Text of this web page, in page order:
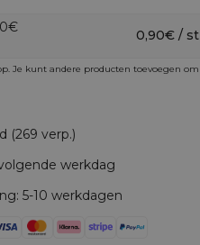
0,90€ / st
Je kunt andere producten toevoegen om
(269 verp.)
werkdag
5-10 werkdagen